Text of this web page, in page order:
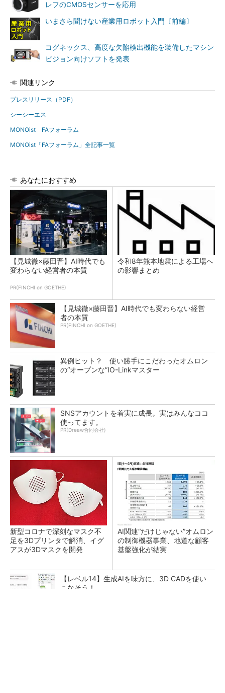
レフのCMOSセンサーを応用
いまさら聞けない産業用ロボット入門〔前編〕
コグネックス、高度な欠陥検出機能を装備したマシン
ビジョン向けソフトを発表
関連リンク
プレスリリース（PDF）
シーシーエス
MONOist FAフォーラム
MONOist「FAフォーラム」全記事一覧
あなたにおすすめ
【見城徹×藤田晋】AI時代でも
変わらない経営者の本質
PR(FINCHI on GOETHE)
令和8年熊本地震による工場へ
の影響まとめ
【見城徹×藤田晋】AI時代でも変わらない経営
者の本質
PR(FINCHI on GOETHE)
異例ヒット？ 使い勝手にこだわったオムロン
の“オープンな”IO-Linkマスター
SNSアカウントを着実に成長。実はみんなココ
使ってます。
PR(Dreaw合同会社)
新型コロナで深刻なマスク不
足を3Dプリンタで解消、イグ
アスが3Dマスクを開発
AI関連“だけじゃない”オムロン
の制御機器事業、地道な顧客
基盤強化が結実
【レベル14】生成AIを味方に、3D CADを使い
こなそう！